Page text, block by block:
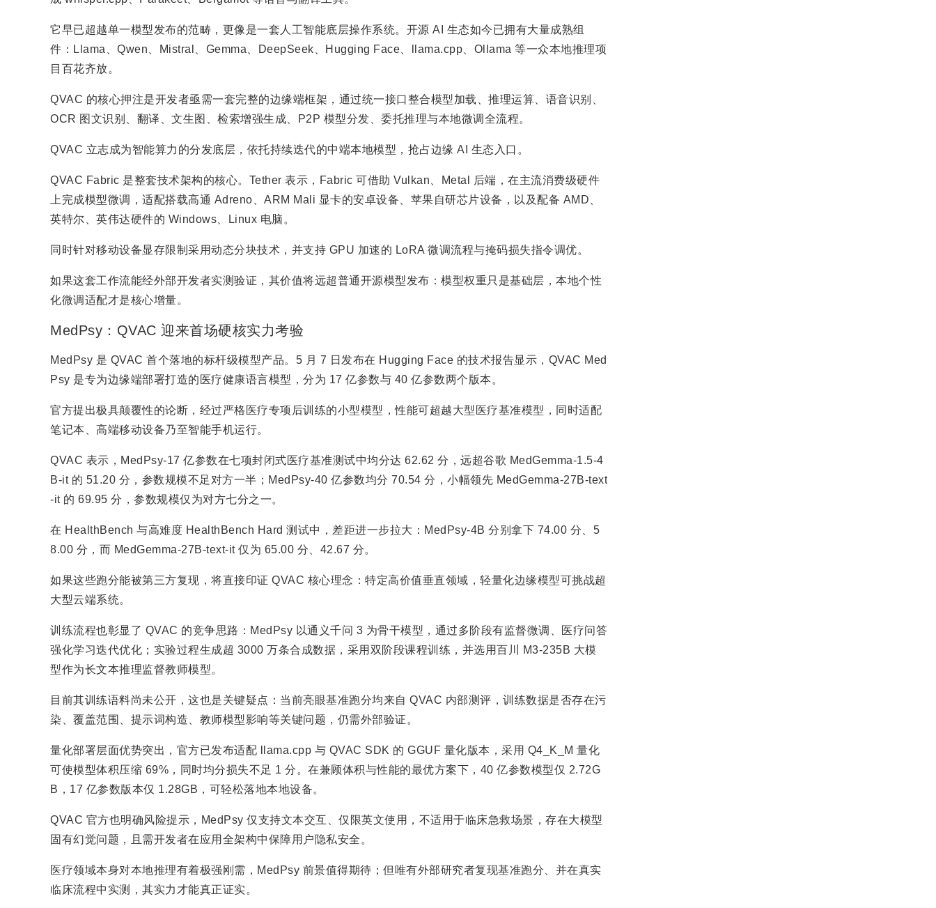
它早已超越单一模型发布的范畴，更像是一套人工智能底层操作系统。开源 AI 生态如今已拥有大量成熟组
件：Llama、Qwen、Mistral、Gemma、DeepSeek、Hugging Face、llama.cpp、Ollama 等一众本地推理项
目百花齐放。
QVAC 的核心押注是开发者亟需一套完整的边缘端框架，通过统一接口整合模型加载、推理运算、语音识别、
OCR 图文识别、翻译、文生图、检索增强生成、P2P 模型分发、委托推理与本地微调全流程。
QVAC 立志成为智能算力的分发底层，依托持续迭代的中端本地模型，抢占边缘 AI 生态入口。
QVAC Fabric 是整套技术架构的核心。Tether 表示，Fabric 可借助 Vulkan、Metal 后端，在主流消费级硬件
上完成模型微调，适配搭载高通 Adreno、ARM Mali 显卡的安卓设备、苹果自研芯片设备，以及配备 AMD、
英特尔、英伟达硬件的 Windows、Linux 电脑。
同时针对移动设备显存限制采用动态分块技术，并支持 GPU 加速的 LoRA 微调流程与掩码损失指令调优。
如果这套工作流能经外部开发者实测验证，其价值将远超普通开源模型发布：模型权重只是基础层，本地个性
化微调适配才是核心增量。
MedPsy：QVAC 迎来首场硬核实力考验
MedPsy 是 QVAC 首个落地的标杆级模型产品。5 月 7 日发布在 Hugging Face 的技术报告显示，QVAC Med
Psy 是专为边缘端部署打造的医疗健康语言模型，分为 17 亿参数与 40 亿参数两个版本。
官方提出极具颠覆性的论断，经过严格医疗专项后训练的小型模型，性能可超越大型医疗基准模型，同时适配
笔记本、高端移动设备乃至智能手机运行。
QVAC 表示，MedPsy-17 亿参数在七项封闭式医疗基准测试中均分达 62.62 分，远超谷歌 MedGemma-1.5-4
B-it 的 51.20 分，参数规模不足对方一半；MedPsy-40 亿参数均分 70.54 分，小幅领先 MedGemma-27B-text
-it 的 69.95 分，参数规模仅为对方七分之一。
在 HealthBench 与高难度 HealthBench Hard 测试中，差距进一步拉大：MedPsy-4B 分别拿下 74.00 分、5
8.00 分，而 MedGemma-27B-text-it 仅为 65.00 分、42.67 分。
如果这些跑分能被第三方复现，将直接印证 QVAC 核心理念：特定高价值垂直领域，轻量化边缘模型可挑战超
大型云端系统。
训练流程也彰显了 QVAC 的竞争思路：MedPsy 以通义千问 3 为骨干模型，通过多阶段有监督微调、医疗问答
强化学习迭代优化；实验过程生成超 3000 万条合成数据，采用双阶段课程训练，并选用百川 M3-235B 大模
型作为长文本推理监督教师模型。
目前其训练语料尚未公开，这也是关键疑点：当前亮眼基准跑分均来自 QVAC 内部测评，训练数据是否存在污
染、覆盖范围、提示词构造、教师模型影响等关键问题，仍需外部验证。
量化部署层面优势突出，官方已发布适配 llama.cpp 与 QVAC SDK 的 GGUF 量化版本，采用 Q4_K_M 量化
可使模型体积压缩 69%，同时均分损失不足 1 分。在兼顾体积与性能的最优方案下，40 亿参数模型仅 2.72G
B，17 亿参数版本仅 1.28GB，可轻松落地本地设备。
QVAC 官方也明确风险提示，MedPsy 仅支持文本交互、仅限英文使用，不适用于临床急救场景，存在大模型
固有幻觉问题，且需开发者在应用全架构中保障用户隐私安全。
医疗领域本身对本地推理有着极强刚需，MedPsy 前景值得期待；但唯有外部研究者复现基准跑分、并在真实
临床流程中实测，其实力才能真正证实。